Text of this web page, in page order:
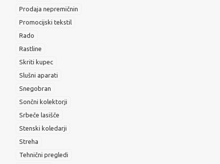
Prodaja nepremičnin
Promocijski tekstil
Rado
Rastline
Skriti kupec
Slušni aparati
Snegobran
Sončni kolektorji
Srbeče lasišče
Stenski koledarji
Streha
Tehnični pregledi